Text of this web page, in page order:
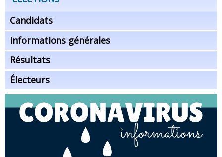
Candidats
Informations générales
Résultats
Électeurs